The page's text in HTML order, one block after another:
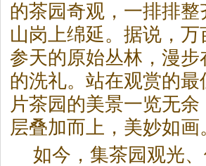
的茶园奇观，一排排
山岗上绵延。据说，
参天的原始丛林，漫
的洗礼。站在观赏的
片茶园的美景一览无
层叠加而上，美妙如画
如今，集茶园观光